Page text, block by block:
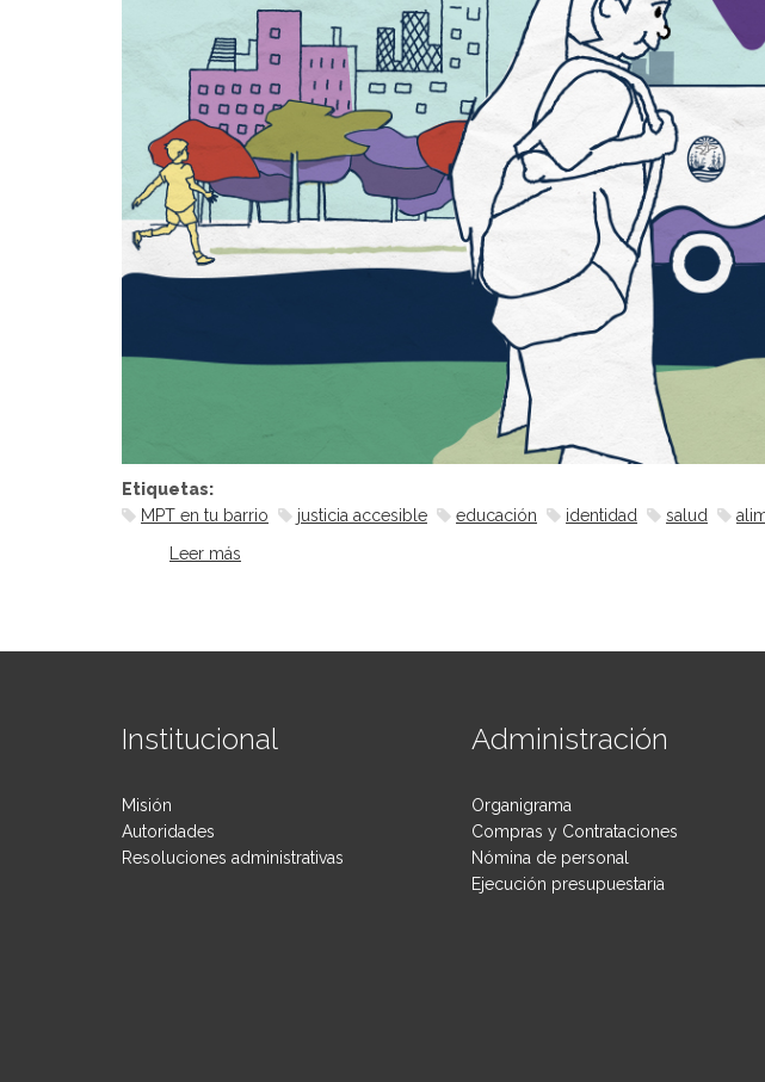
Etiquetas:
MPT en tu barrio
justicia accesible educación identidad salud
Leer más
Institucional
Misión
Autoridades
Resoluciones administrativas
Administración
Organigrama
Compras y Contrataciones
Nómina de personal
Ejecución presupuestaria